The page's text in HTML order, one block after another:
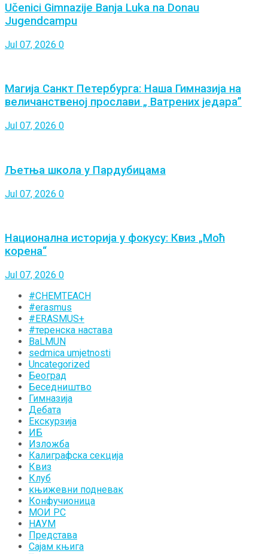
Učenici Gimnazije Banja Luka na Donau
Jugendcampu
Jul 07, 2026 0
Магија Санкт Петербурга: Наша Гимназија на
величанственој прослави „ Ватрених једара”
Jul 07, 2026 0
Љетња школа у Пардубицама
Jul 07, 2026 0
Национална историја у фокусу: Квиз „Моћ
корена“
Jul 07, 2026 0
#CHEMTEACH
#erasmus
#ERASMUS+
#теренска настава
BaLMUN
sedmica umjetnosti
Uncategorized
Београд
Беседништво
Гимназија
Дебата
Екскурзија
ИБ
Изложба
Калиграфска секција
Квиз
Клуб
књижевни подневак
Конфучионица
МОИ РС
НАУМ
Представа
Сајам књига